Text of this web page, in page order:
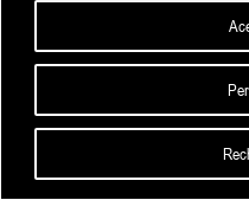
HOME